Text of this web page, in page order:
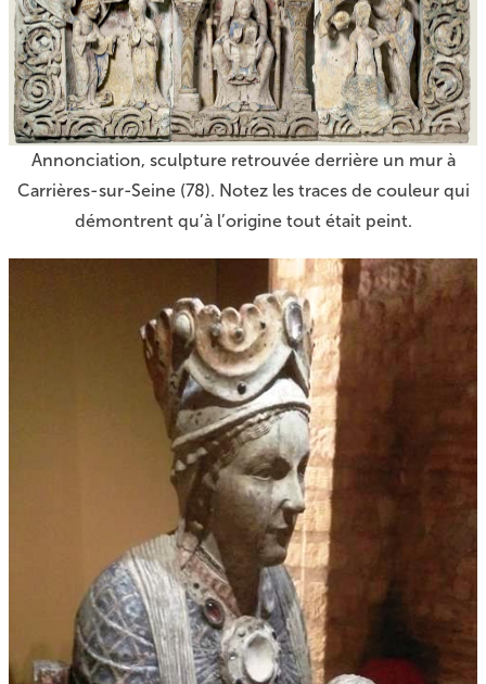
Annonciation, sculpture retrouvée derrière un mur à
Carrières-sur-Seine (78). Notez les traces de couleur qui
démontrent qu’à l’origine tout était peint.